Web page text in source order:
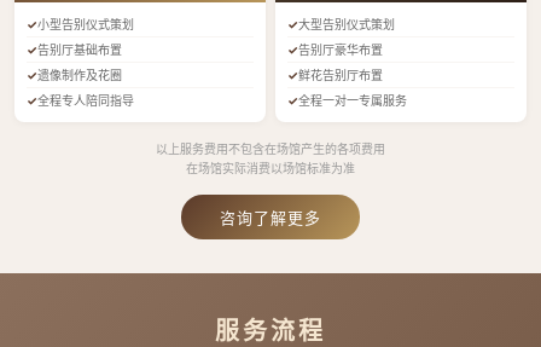
小型告别仪式策划
告别厅基础布置
遗像制作及花圈
全程专人陪同指导
大型告别仪式策划
告别厅豪华布置
鲜花告别厅布置
全程一对一专属服务
以上服务费用不包含在场馆产生的各项费用
在场馆实际消费以场馆标准为准
咨询了解更多
服务流程